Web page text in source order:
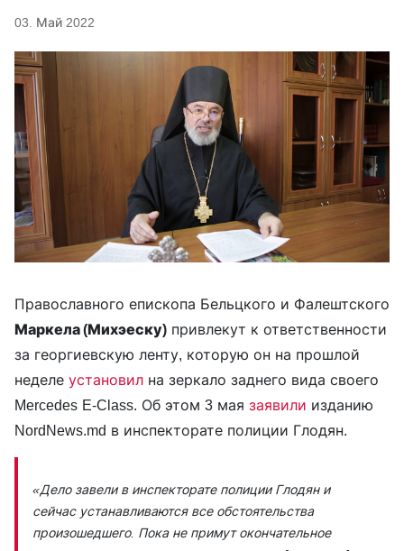
03. Май 2022
Православного епископа Бельцкого и Фалештского
Маркела (Михэеску) привлекут к ответственности
за георгиевскую ленту, которую он на прошлой
неделе установил на зеркало заднего вида своего
Mercedes E-Class. Об этом 3 мая заявили изданию
NordNews.md в инспекторате полиции Глодян.
«Дело завели в инспекторате полиции Глодян и
сейчас устанавливаются все обстоятельства
произошедшего. Пока не примут окончательное